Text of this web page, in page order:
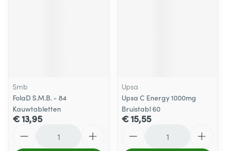
Smb
FolaD S.M.B. - 84
Kauwtabletten
€ 13,95
Upsa
Upsa C Energy 1000mg
Bruistabl 60
€ 15,55